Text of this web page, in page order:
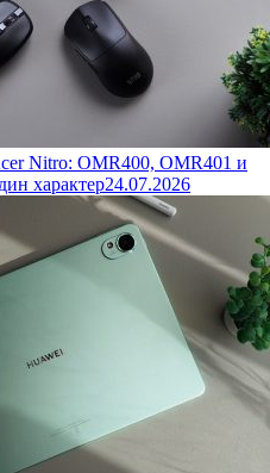
Nitro: OMR400, OMR401 и
характер24.07.2026